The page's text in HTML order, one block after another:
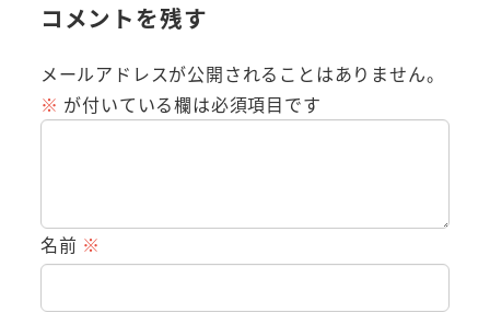
コメントを残す
メールアドレスが公開されることはありません。
※ が付いている欄は必須項目です
名前 ※